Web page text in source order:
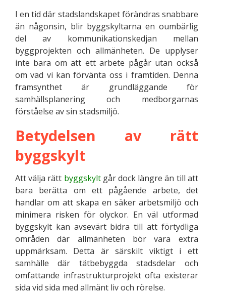
I en tid där stadslandskapet förändras snabbare
än någonsin, blir byggskyltarna en oumbärlig
del av kommunikationskedjan mellan
byggprojekten och allmänheten. De upplyser
inte bara om att ett arbete pågår utan också
om vad vi kan förvänta oss i framtiden. Denna
framsynthet är grundläggande för
samhällsplanering och medborgarnas
förståelse av sin stadsmiljö.
Betydelsen av rätt
byggskylt
Att välja rätt byggskyltgår dock längre än till att
bara berätta om ett pågående arbete, det
handlar om att skapa en säker arbetsmiljö och
minimera risken för olyckor. En väl utformad
byggskylt kan avsevärt bidra till att förtydliga
områden där allmänheten bör vara extra
uppmärksam. Detta är särskilt viktigt i ett
samhälle där tätbebyggda stadsdelar och
omfattande infrastrukturprojekt ofta existerar
sida vid sida med allmänt liv och rörelse.